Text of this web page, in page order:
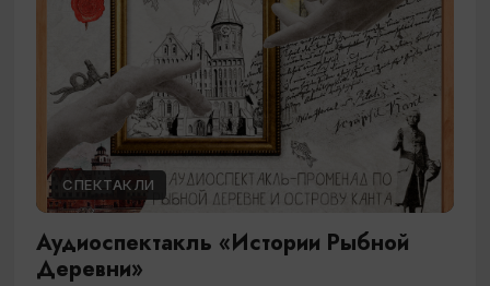
СПЕКТАКЛИ
Аудиоспектакль «Истории Рыбной
Деревни»